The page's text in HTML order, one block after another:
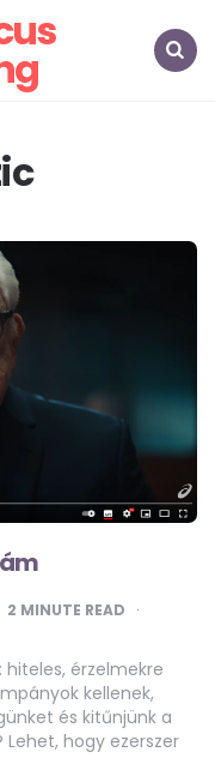
2 MINUTE READ
érzelmekre
kellenek,
és kitűnjünk a
hogy ezerszer